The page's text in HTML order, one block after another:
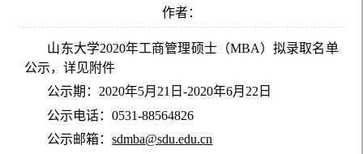
作者：
山东大学2020年工商管理硕士（MBA）拟录取名单
公示，详见附件
公示期：2020年5月21日-2020年6月22日
公示电话：0531-88564826
公示邮箱：sdmba@sdu.edu.cn